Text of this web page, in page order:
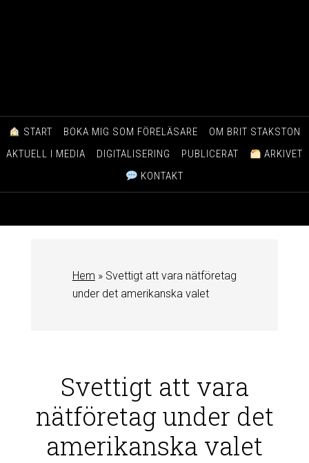
START BOKA MIG SOM FÖRELÄSARE
OM BRIT STAKSTON
AKTUELL I MEDIA
DIGITALISERING PUBLICERAT
ARKIVET
KONTAKT
Hem » Svettigt att vara nätföretag
under det amerikanska valet
Svettigt att vara
nätföretag under det
amerikanska valet